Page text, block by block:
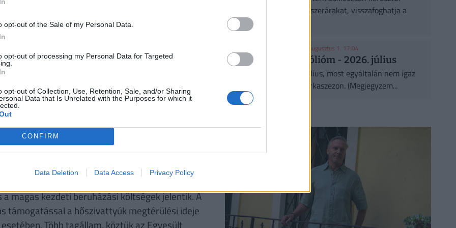
opt-out of the Sale of my Personal Data.
opt-out of processing my Personal Data for Targeted
opt-out of Collection, Use, Retention, Sale, and/or Sharing
Data that Is Unrelated with the Purposes for which it
CONFIRM
Data Deletion Data Access Privacy Policy
szerint az új elektromos autók átlagára már
akkor a törlesztőrészletek szerinti
42 386forintos törlesztővel a Raiffeisen Bank
a
bankok ajánlataiért, illetve a konstrukciók
összeg, stb.) keresd fel a
magas kezdeti beruházási költségek jelentik. A
támogatással a hőszivattyúk megtérülési ideje
Több tagállam, köztük az Egyesült
megemelheti az élelmiszerárakat, visszafoghatja a
gaz...
| 2026. augusztus 1. 17:04
Az osztalék portfólióm - 2026. július
Egész aktív lett ez a július, most egyáltalán nem igaz
az, hogy a nyár az uborkaszezon. (Megjegyzem...